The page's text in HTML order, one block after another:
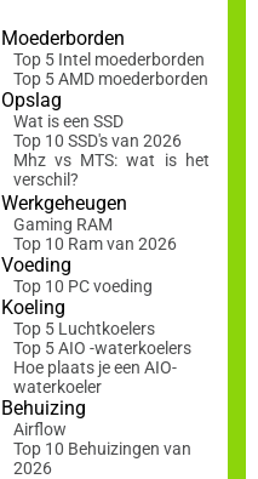
Moederborden
Top 5 Intel moederborden
Top 5 AMD moederborden
Opslag
Wat is een SSD
Top 10 SSD's van 2026
Mhz vs MTS: wat is het
verschil?
Werkgeheugen
Gaming RAM
Top 10 Ram van 2026
Voeding
Top 10 PC voeding
Koeling
Top 5 Luchtkoelers
Top 5 AIO -waterkoelers
Hoe plaats je een AIO-
waterkoeler
Behuizing
Airflow
Top 10 Behuizingen van
2026